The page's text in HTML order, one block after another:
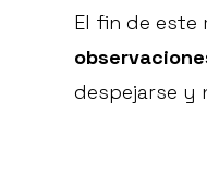
El fin de este
despejarse y